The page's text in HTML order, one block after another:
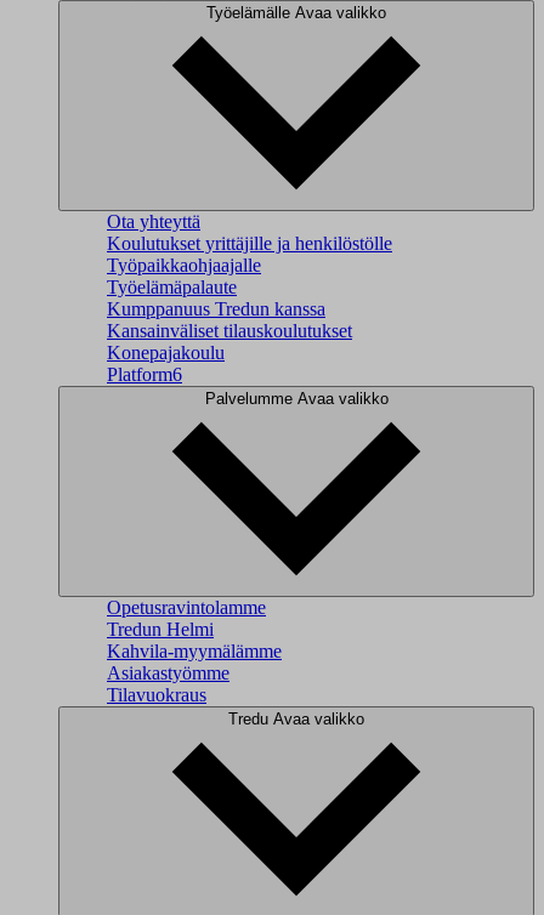
Työelämälle Avaa valikko
Ota yhteyttä
Koulutukset yrittäjille ja henkilöstölle
Työpaikkaohjaajalle
Työelämäpalaute
Kumppanuus Tredun kanssa
Kansainväliset tilauskoulutukset
Konepajakoulu
Platform6
Palvelumme Avaa valikko
Opetusravintolamme
Tredun Helmi
Kahvila-myymälämme
Asiakastyömme
Tilavuokraus
Tredu Avaa valikko